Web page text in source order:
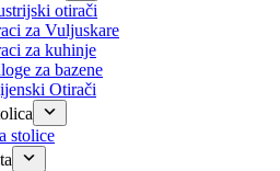
otirači
za Vuljuskare
za kuhinje
za bazene
Otirači
stolice